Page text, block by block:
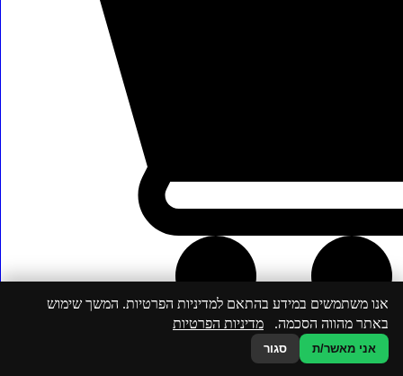
אנו משתמשים במידע בהתאם למדיניות הפרטיות. המשך שימוש
באתר מהווה הסכמה. מדיניות הפרטיות
אני מאשר/ת סגור